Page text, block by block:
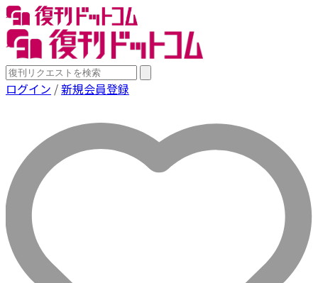
ログイン /新規会員登録